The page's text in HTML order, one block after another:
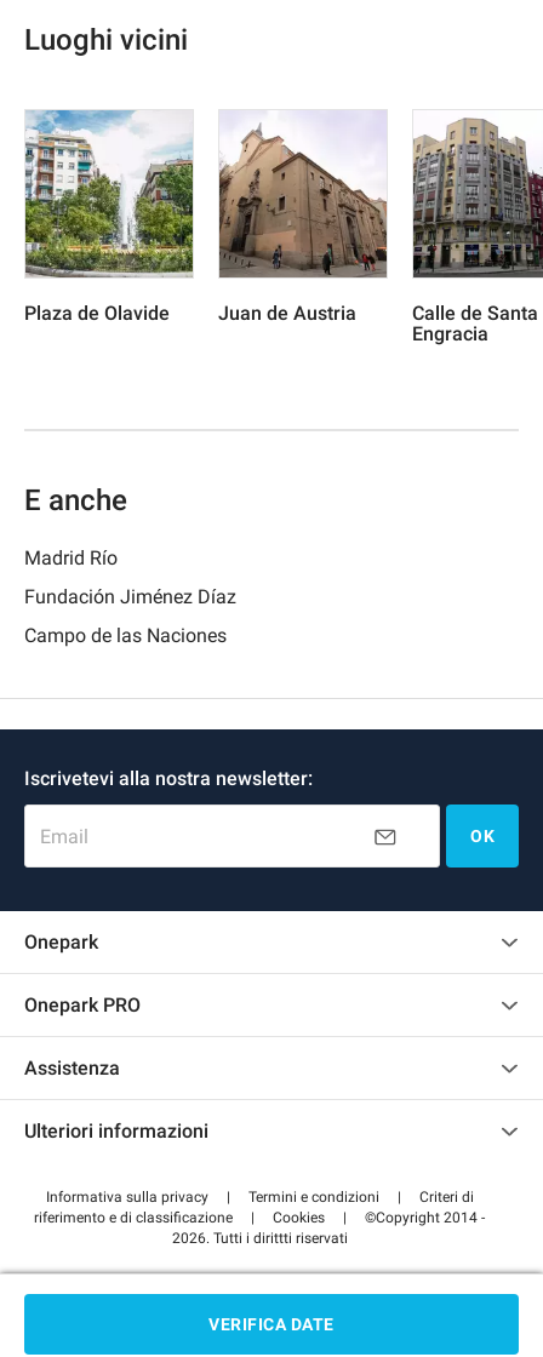
Luoghi vicini
Plaza de Olavide Juan de Austria
Calle de Santa
Engracia
E anche
Madrid Río
Fundación Jiménez Díaz
Campo de las Naciones
VERIFICA DATE
Iscrivetevi alla nostra newsletter:
Email OK
Onepark
Onepark PRO
Accedi all'area partner
Assistenza
Pagare per il parcheggio FLOW
Ulteriori informazioni
Informativa sulla privacy | Termini e condizioni |
Criteri di
riferimento e di classificazione
| Cookies |
©Copyright 2014 -
2026. Tutti i dirittti riservati